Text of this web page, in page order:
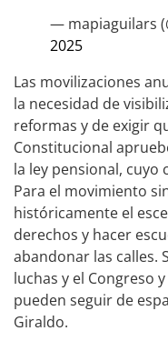
— mapiaguilars
2025
Las movilizaciones
la necesidad de
reformas y de exigir
Constitucional
la ley pensional, cuyo
Para el movimiento
históricamente el
derechos y hacer
abandonar las calles.
luchas y el Congreso
pueden seguir de
Giraldo.